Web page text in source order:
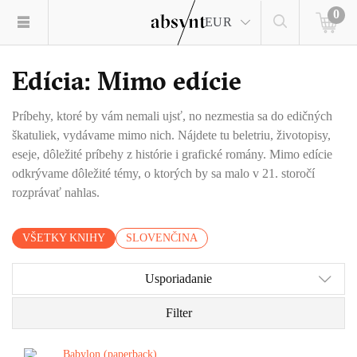
EUR
0
Edícia: Mimo edície
Príbehy, ktoré by vám nemali ujsť, no nezmestia sa do edičných
škatuliek, vydávame mimo nich. Nájdete tu beletriu, životopisy,
eseje, dôležité príbehy z histórie i grafické romány. Mimo edície
odkrývame dôležité témy, o ktorých by sa malo v 21. storočí
rozprávať nahlas.
VŠETKY KNIHY SLOVENČINA
Usporiadanie
Filter